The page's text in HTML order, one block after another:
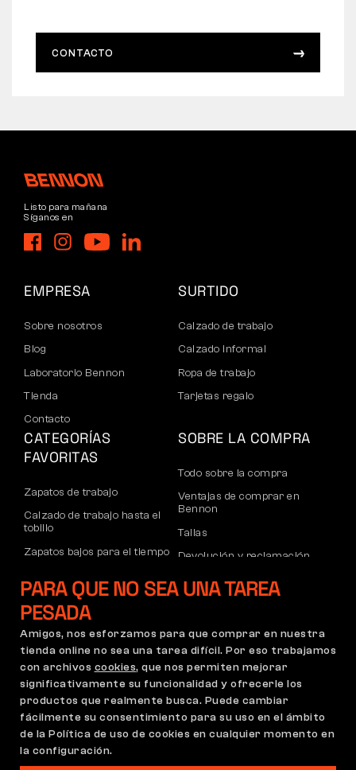
CONTACTO
Listo para mañana
Síganos en
EMPRESA
Sobre nosotros
Blog
Laboratorio Bennon
Tienda
Contacto
SURTIDO
Calzado de trabajo
Calzado informal
Ropa de trabajo
Tarjetas regalo
CATEGORÍAS
FAVORITAS
Zapatos de trabajo
Calzado de trabajo hasta el
tobillo
Zapatos bajos para el tiempo
Calzado informal de tobillo
Pantalones
Sudaderas
SOBRE LA COMPRA
Todo sobre la compra
Ventajas de comprar en
Bennon
Tallas
Devolución y reclamación
Transporte y pago
Reclamaciones y garantía
Condiciones Generales
Política de Reclamaciones
Configuración de cookies
GDPR
España | Español
PARA QUE NO SEA UNA TAREA
PESADA
Amigos, nos esforzamos para que comprar en nuestra
tienda online no sea una tarea difícil. Por eso trabajamos
con archivos cookies, que nos permiten mejorar
significativamente su funcionalidad y ofrecerle los
productos que realmente busca. Puede cambiar
fácilmente su consentimiento para su uso en el ámbito
de la Política de uso de cookies en cualquier momento en
la configuración.